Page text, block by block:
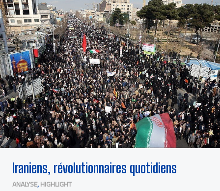
Iraniens, révolutionnaires quotidiens
ANALYSE,HIGHLIGHT
QUOTIDIENS